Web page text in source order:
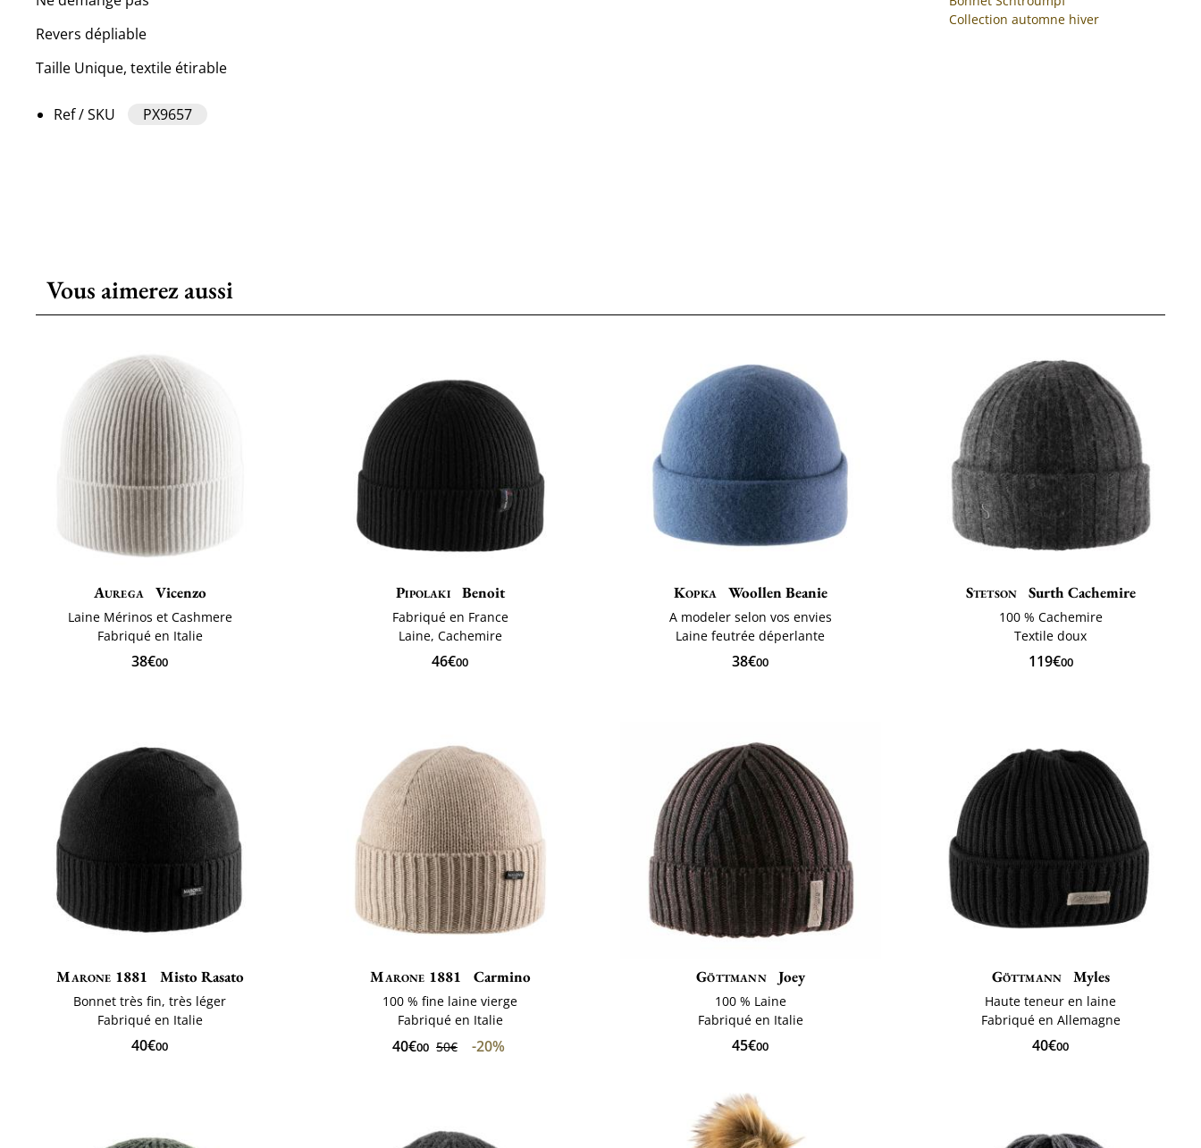
Revers dépliable
Taille Unique, textile étirable
Ref / SKU PX9657
Collection automne hiver
Vous aimerez aussi
Aurega Vicenzo
Laine Mérinos et Cashmere
Fabriqué en Italie
38€00
Pipolaki Benoit
Fabriqué en France
Laine, Cachemire
46€00
Kopka Woollen Beanie
A ​modeler selon vos envies
Laine feutrée déperlante
38€00
Stetson Surth Cachemire
100 % Cachemire
Textile doux
119€00
Marone 1881 Misto Rasato
Bonnet très fin, très léger
Fabriqué en Italie
40€00
Marone 1881 Carmino
100 % fine laine vierge
Fabriqué en Italie
40€00 50€ -20%
Göttmann Joey
100 % Laine
Fabriqué en Italie
45€00
Göttmann Myles
Haute teneur en laine
Fabriqué en Allemagne
40€00